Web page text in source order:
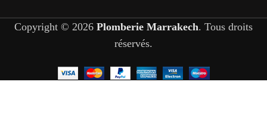
Copyright © 2026 Plomberie Marrakech. Tous droits
réservés.